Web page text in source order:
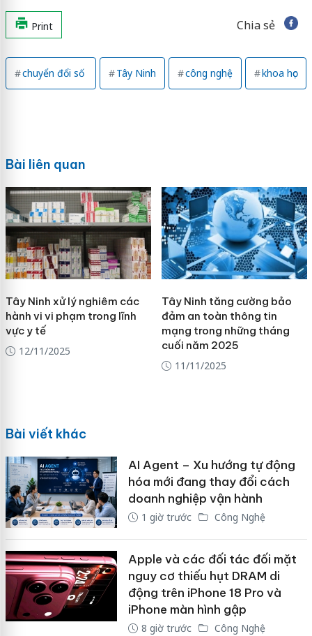
Print Chia sẻ
chuyển đổi số Tây Ninh công nghệ khoa học
Bài liên quan
Tây Ninh xử lý nghiêm các
hành vi vi phạm trong lĩnh
vực y tế
12/11/2025
Tây Ninh tăng cường bảo
đảm an toàn thông tin
mạng trong những tháng
cuối năm 2025
11/11/2025
Bài viết khác
AI Agent – Xu hướng tự động
hóa mới đang thay đổi cách
doanh nghiệp vận hành
1 giờ trước Công Nghệ
Apple và các đối tác đối mặt
nguy cơ thiếu hụt DRAM di
động trên iPhone 18 Pro và
iPhone màn hình gập
8 giờ trước Công Nghệ